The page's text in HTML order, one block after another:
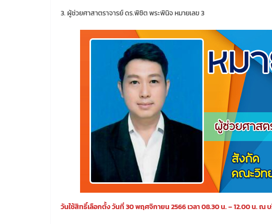
3. ผู้ช่วยศาสาตราจารย์ ดร.พิชิต พระพินิจ หมายเลข 3
วันใช้สิทธิ์เลือกตั้ง วันที่ 30 พฤศจิกายน 2566 เวลา 08.30 น. – 12.00 น. ณ